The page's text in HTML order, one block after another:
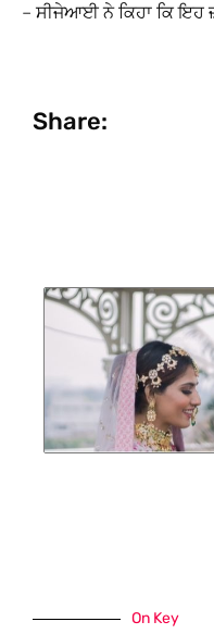
– ਸੀਜੇਆਈ ਨੇ ਕਿਹਾ ਕਿ ਇਹ
Share:
On Key